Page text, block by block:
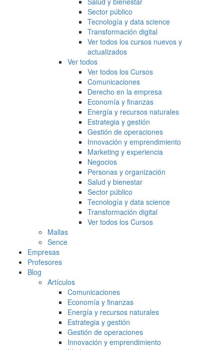
Sector público
Tecnología y data science
Transformación digital
Ver todos los cursos nuevos y
actualizados
Ver todos
Ver todos los Cursos
Comunicaciones
Derecho en la empresa
Economía y finanzas
Energía y recursos naturales
Estrategia y gestión
Gestión de operaciones
Innovación y emprendimiento
Marketing y experiencia
Negocios
Personas y organización
Salud y bienestar
Sector público
Tecnología y data science
Transformación digital
Ver todos los Cursos
Mallas
Sence
Empresas
Profesores
Blog
Artículos
Comunicaciones
Economía y finanzas
Energía y recursos naturales
Estrategia y gestión
Gestión de operaciones
Innovación y emprendimiento